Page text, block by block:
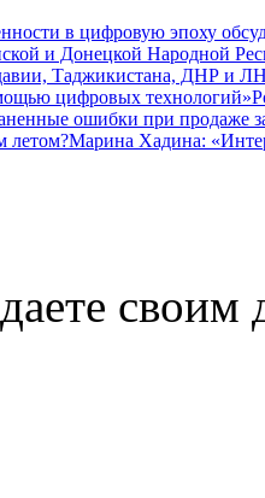
в цифровую эпоху
и Донецкой Народной
Таджикистана, ДНР и
цифровых технологий»
ошибки при продаже
летом?Марина Хадина:
своим